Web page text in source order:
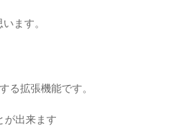
ます。
る拡張機能です。
が出来ます